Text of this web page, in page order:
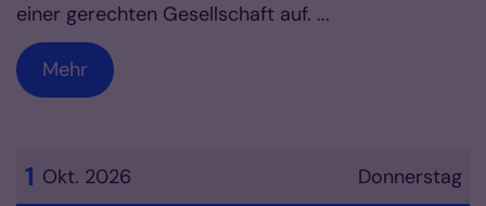
einer gerechten Gesellschaft auf. ...
Mehr
Donnerstag
1 Okt. 2026